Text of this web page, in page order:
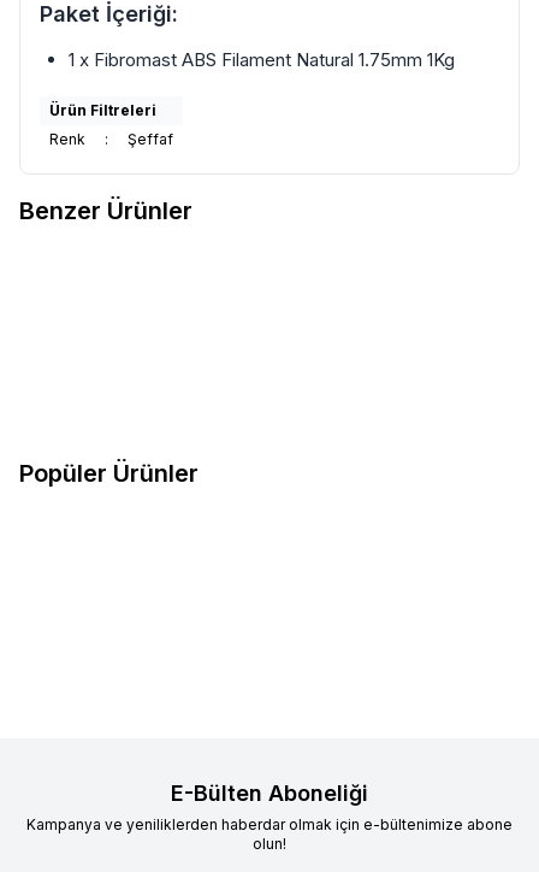
Paket İçeriği:
1 x Fibromast ABS Filament Natural 1.75mm 1Kg
Ürün Filtreleri
Renk
: Şeffaf
Benzer Ürünler
Popüler Ürünler
E-Bülten Aboneliği
Kampanya ve yeniliklerden haberdar olmak için e-bültenimize abone
olun!